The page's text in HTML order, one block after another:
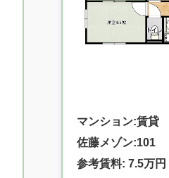
マンション:賃貸
佐藤メゾン:101
参考賃料: 7.5万円